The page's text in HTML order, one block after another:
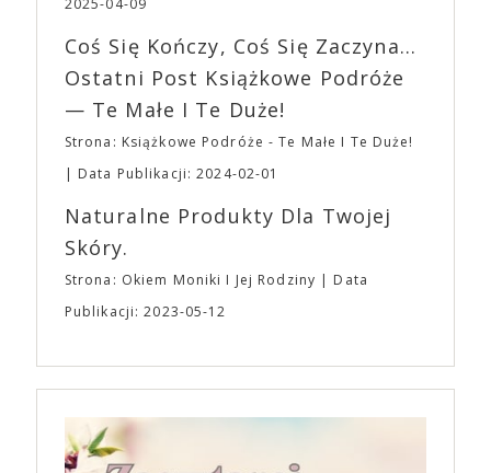
„Bo się boi” w kinach od 21 kwietnia.
EXPO XXI!
2025-04-09
Coś Się Kończy, Coś Się Zaczyna...
Ostatni Post Książkowe Podróże
— Te Małe I Te Duże!
Strona: Książkowe Podróże - Te Małe I Te Duże!
Data Publikacji: 2024-02-01
Naturalne Produkty Dla Twojej
Skóry.
Strona: Okiem Moniki I Jej Rodziny
Data
Publikacji: 2023-05-12